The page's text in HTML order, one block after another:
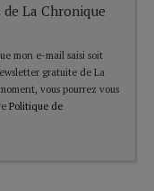
La Chronique
mon e-mail saisi soit
gratuite de La
vous pourrez vous
Politique de